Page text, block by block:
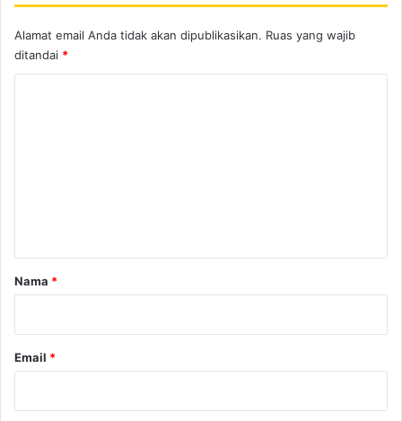
Alamat email Anda tidak akan dipublikasikan. Ruas yang wajib
ditandai *
rNama *
Email *